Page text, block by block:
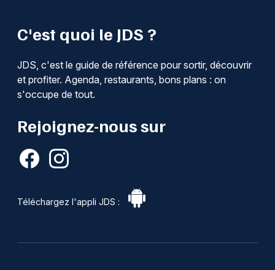
C'est quoi le JDS ?
JDS, c'est le guide de référence pour sortir, découvrir
et profiter. Agenda, restaurants, bons plans : on
s'occupe de tout.
Rejoignez-nous sur
Téléchargez l'appli JDS :